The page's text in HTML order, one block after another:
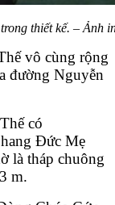
thiết kế. – Ảnh
vô cùng rộng
đường Nguyễn
có
Đức Mẹ
là tháp chuông
m.